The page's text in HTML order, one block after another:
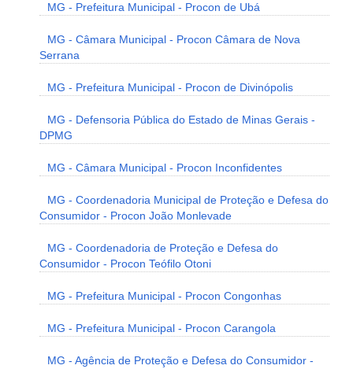
MG - Prefeitura Municipal - Procon de Ubá
MG - Câmara Municipal - Procon Câmara de Nova
Serrana
MG - Prefeitura Municipal - Procon de Divinópolis
MG - Defensoria Pública do Estado de Minas Gerais -
DPMG
MG - Câmara Municipal - Procon Inconfidentes
MG - Coordenadoria Municipal de Proteção e Defesa do
Consumidor - Procon João Monlevade
MG - Coordenadoria de Proteção e Defesa do
Consumidor - Procon Teófilo Otoni
MG - Prefeitura Municipal - Procon Congonhas
MG - Prefeitura Municipal - Procon Carangola
MG - Agência de Proteção e Defesa do Consumidor -